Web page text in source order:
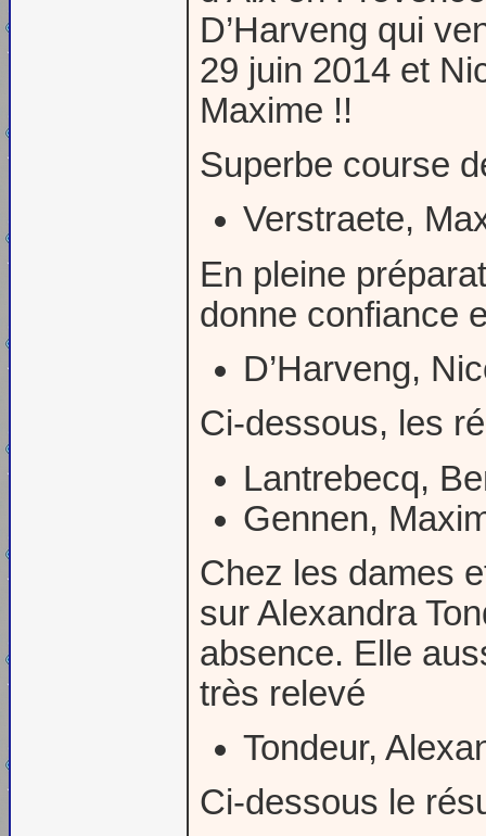
D’Harveng qui
29 juin 2014 et
Maxime !!
Superbe course
Verstraete,
En pleine
donne confiance
D’Harveng,
Ci-dessous, les
Lantrebecq,
Gennen,
Chez les dames
sur Alexandra
absence. Elle
très relevé
Tondeur,
Ci-dessous le